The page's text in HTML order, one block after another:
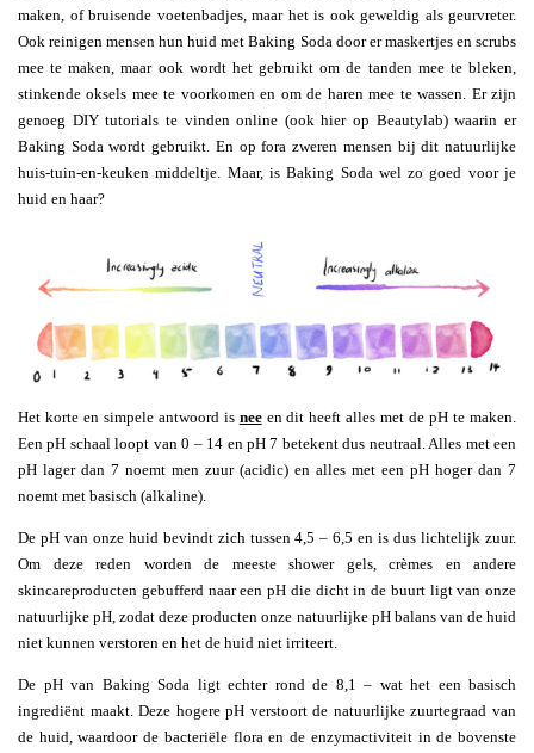
maken, of bruisende voetenbadjes, maar het is ook geweldig als geurvreter.
Ook reinigen mensen hun huid met Baking Soda door er maskertjes en scrubs
mee te maken, maar ook wordt het gebruikt om de tanden mee te bleken,
stinkende oksels mee te voorkomen en om de haren mee te wassen. Er zijn
genoeg DIY tutorials te vinden online (ook hier op Beautylab) waarin er
Baking Soda wordt gebruikt. En op fora zweren mensen bij dit natuurlijke
huis-tuin-en-keuken middeltje. Maar, is Baking Soda wel zo goed voor je
huid en haar?
Het korte en simpele antwoord is neeen dit heeft alles met de pH te maken.
Een pH schaal loopt van 0 – 14 en pH 7 betekent dus neutraal. Alles met een
pH lager dan 7 noemt men zuur (acidic) en alles met een pH hoger dan 7
noemt met basisch (alkaline).
De pH van onze huid bevindt zich tussen 4,5 – 6,5 en is dus lichtelijk zuur.
Om deze reden worden de meeste shower gels, crèmes en andere
skincareproducten gebufferd naar een pH die dicht in de buurt ligt van onze
natuurlijke pH, zodat deze producten onze natuurlijke pH balans van de huid
niet kunnen verstoren en het de huid niet irriteert.
De pH van Baking Soda ligt echter rond de 8,1 – wat het een basisch
ingrediënt maakt. Deze hogere pH verstoort de natuurlijke zuurtegraad van
de huid, waardoor de bacteriële flora en de enzymactiviteit in de bovenste